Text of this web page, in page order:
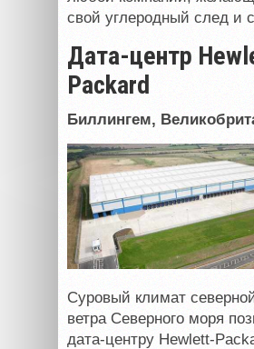
свой углеродный след и
Дата-центр
Packard
Биллингем,
Суровый климат
ветра Северного моря
дата-центру Hewlett-